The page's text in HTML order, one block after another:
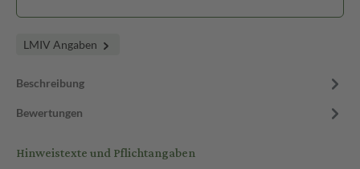
LMIV Angaben
Beschreibung
Bewertungen
Hinweistexte und Pflichtangaben